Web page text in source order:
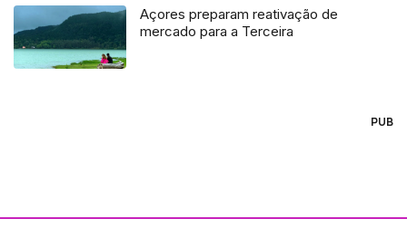
Açores preparam reativação de
mercado para a Terceira
PUB